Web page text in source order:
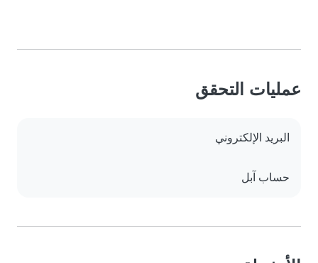
عمليات التحقق
البريد الإلكتروني
حساب آبل